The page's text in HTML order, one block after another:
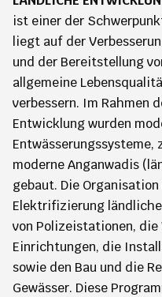
ist einer der
liegt auf der
und der Bereitstellung
allgemeine
verbessern. Im Rahmen
Entwicklung wurden
moderne Anganwadis
gebaut. Die
Elektrifizierung
von Polizeistationen, die
Einrichtungen, die
sowie den Bau und die
Gewässer. Diese